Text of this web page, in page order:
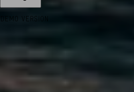
DEMO VERSION